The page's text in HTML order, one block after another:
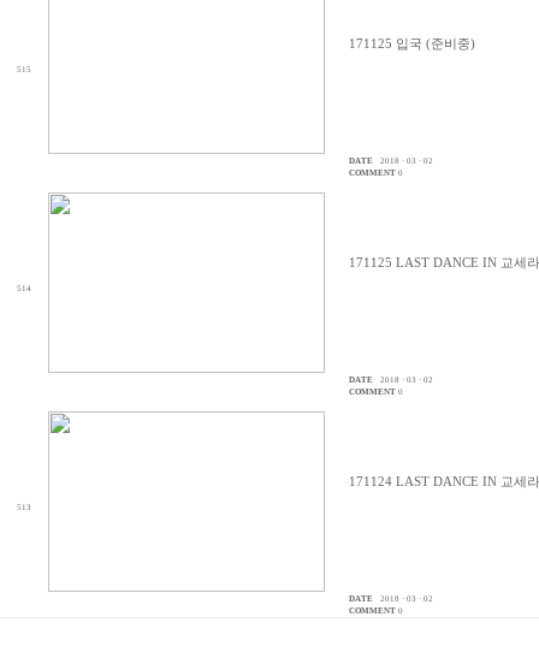
515
171125 입국 (준비중)
DATE
2018 · 03 · 02
COMMENT 0
514
171125 LAST DANCE IN 교세
DATE
2018 · 03 · 02
COMMENT 0
513
171124 LAST DANCE IN 교세
DATE
2018 · 03 · 02
COMMENT 0